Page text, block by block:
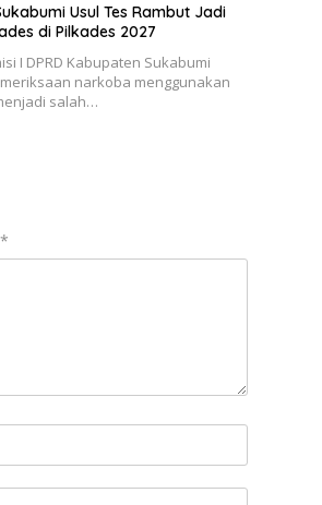
Usul Tes Rambut Jadi
di Pilkades 2027
I DPRD Kabupaten Sukabumi
narkoba menggunakan
salah…
*